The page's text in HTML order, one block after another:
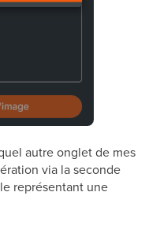
autre onglet de mes
via la seconde
représentant une